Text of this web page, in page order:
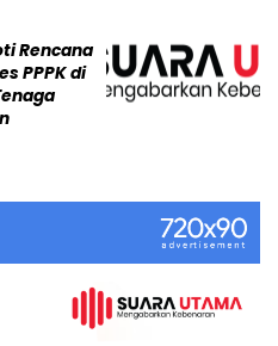
Rencana
PPPK di